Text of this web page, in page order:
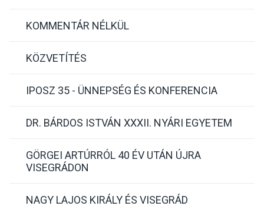
KOMMENTÁR NÉLKÜL
KÖZVETÍTÉS
IPOSZ 35 - ÜNNEPSÉG ÉS KONFERENCIA
DR. BÁRDOS ISTVÁN XXXII. NYÁRI EGYETEM
GÖRGEI ARTÚRRÓL 40 ÉV UTÁN ÚJRA
VISEGRÁDON
NAGY LAJOS KIRÁLY ÉS VISEGRÁD